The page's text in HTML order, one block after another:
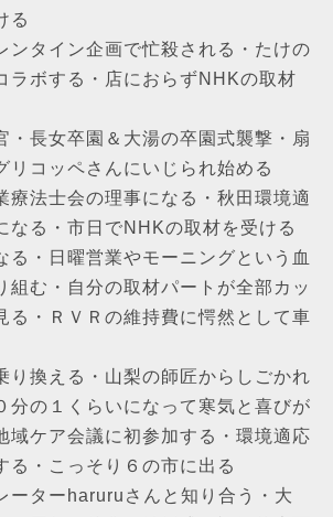
る
タイン企画で忙殺される・たけの
ラボする・店におらずNHKの取材
長女卒園＆大湯の卒園式襲撃・扇
リコッペさんにいじられ始める
法士会の理事になる・秋田環境適
なる・市日でNHKの取材を受ける
・日曜営業やモーニングという血
組む・自分の取材パートが全部カッ
る・ＲＶＲの維持費に愕然として車
換える・山梨の師匠からしごかれ
分の１くらいになって寒気と喜びが
域ケア会議に初参加する・環境適応
る・こっそり６の市に出る
ターharuruさんと知り合う・大